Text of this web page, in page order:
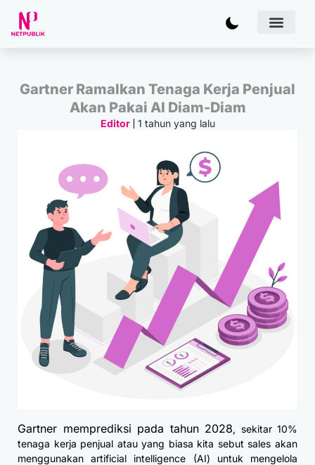
Gartner Ramalkan Tenaga Kerja Penjual
Akan Pakai AI Diam-Diam
Editor 1 tahun yang lalu
Gartner memprediksi pada tahun 2028, sekitar 10%
tenaga kerja penjual atau yang biasa kita sebut sales akan
menggunakan artificial intelligence (AI) untuk mengelola